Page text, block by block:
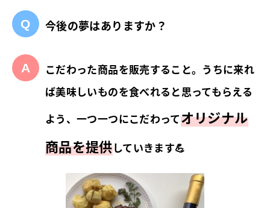
今後の夢はありますか？
こだわった商品を販売すること。うちに来れ
ば美味しいものを食べれると思ってもらえる
よう、一つ一つにこだわってオリジナル
商品を提供していきます💪